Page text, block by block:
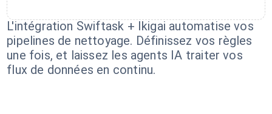
L'intégration Swiftask + Ikigai automatise vos
pipelines de nettoyage. Définissez vos règles
une fois, et laissez les agents IA traiter vos
flux de données en continu.